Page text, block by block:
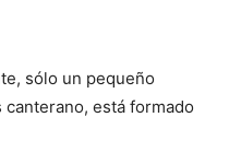
sólo un pequeño
canterano, está formado